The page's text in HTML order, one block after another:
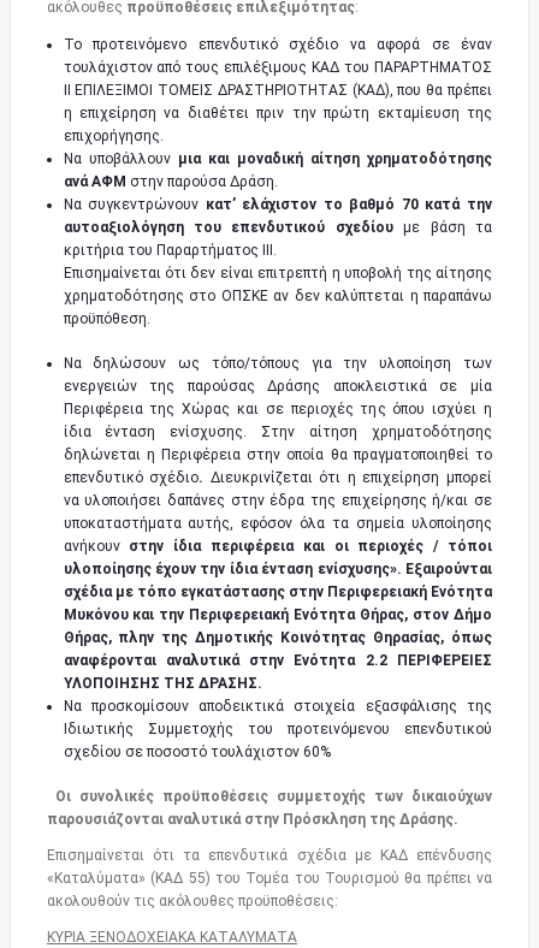
ακόλουθες προϋποθέσεις επιλεξιμότητας:
Το προτεινόμενο επενδυτικό σχέδιο να αφορά σε έναν
τουλάχιστον από τους επιλέξιμους ΚΑΔ του ΠΑΡΑΡΤΗΜΑΤΟΣ
ΙΙ ΕΠΙΛΕΞΙΜΟΙ ΤΟΜΕΙΣ ΔΡΑΣΤΗΡΙΟΤΗΤΑΣ (ΚΑΔ), που θα πρέπει
η επιχείρηση να διαθέτει πριν την πρώτη εκταμίευση της
επιχορήγησης.
Να υποβάλλουν μια και μοναδική αίτηση χρηματοδότησης
ανά ΑΦΜ στην παρούσα Δράση.
Να συγκεντρώνουν κατ’ ελάχιστον το βαθμό 70 κατά την
αυτοαξιολόγηση του επενδυτικού σχεδίουμε βάση τα
κριτήρια του Παραρτήματος ΙΙΙ.
Επισημαίνεται ότι δεν είναι επιτρεπτή η υποβολή της αίτησης
χρηματοδότησης στο ΟΠΣΚΕ αν δεν καλύπτεται η παραπάνω
προϋπόθεση.
Να δηλώσουν ως τόπο/τόπους για την υλοποίηση των
ενεργειών της παρούσας Δράσης αποκλειστικά σε μία
Περιφέρεια της Χώρας και σε περιοχές της όπου ισχύει η
ίδια ένταση ενίσχυσης. Στην αίτηση χρηματοδότησης
δηλώνεται η Περιφέρεια στην οποία θα πραγματοποιηθεί το
επενδυτικό σχέδιο. Διευκρινίζεται ότι η επιχείρηση μπορεί
να υλοποιήσει δαπάνες στην έδρα της επιχείρησης ή/και σε
υποκαταστήματα αυτής, εφόσον όλα τα σημεία υλοποίησης
ανήκουν στην ίδια περιφέρεια και οι περιοχές / τόποι
υλοποίησης έχουν την ίδια ένταση ενίσχυσης». Εξαιρούνται
σχέδια με τόπο εγκατάστασης στην Περιφερειακή Ενότητα
Μυκόνου και την Περιφερειακή Ενότητα Θήρας, στον Δήμο
Θήρας, πλην της Δημοτικής Κοινότητας Θηρασίας, όπως
αναφέρονται αναλυτικά στην Ενότητα 2.2 ΠΕΡΙΦΕΡΕΙΕΣ
ΥΛΟΠΟΙΗΣΗΣ ΤΗΣ ΔΡΑΣΗΣ.
Να προσκομίσουν αποδεικτικά στοιχεία εξασφάλισης της
Ιδιωτικής Συμμετοχής του προτεινόμενου επενδυτικού
σχεδίου σε ποσοστό τουλάχιστον 60%
Οι συνολικές προϋποθέσεις συμμετοχής των δικαιούχων
παρουσιάζονται αναλυτικά στην Πρόσκληση της Δράσης.
Επισημαίνεται ότι τα επενδυτικά σχέδια με ΚΑΔ επένδυσης
«Καταλύματα» (ΚΑΔ 55) του Τομέα του Τουρισμού θα πρέπει να
ακολουθούν τις ακόλουθες προϋποθέσεις:
ΚΥΡΙΑ ΞΕΝΟΔΟΧΕΙΑΚΑ ΚΑΤΑΛΥΜΑΤΑ